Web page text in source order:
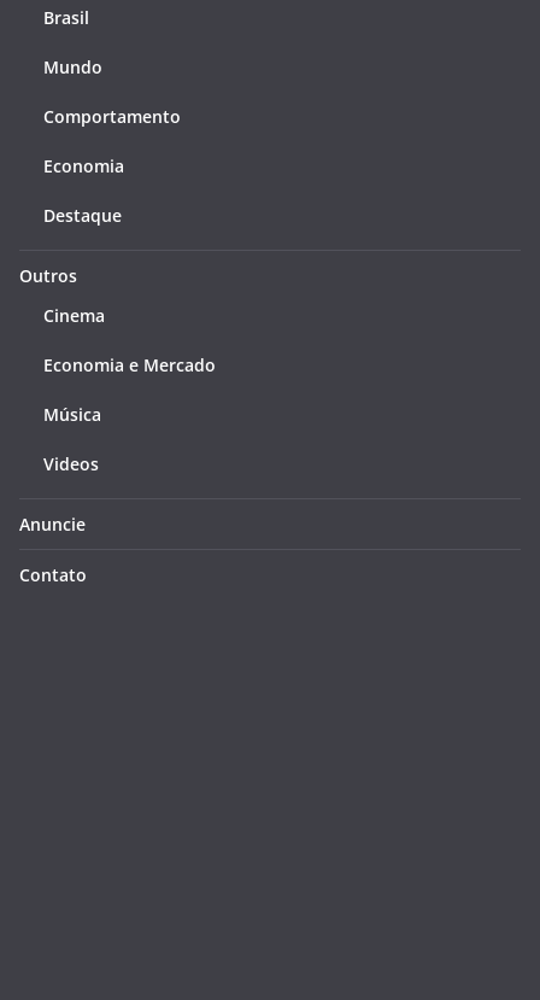
Brasil
Mundo
Comportamento
Economia
Destaque
Outros
Cinema
Economia e Mercado
Música
Videos
Anuncie
Contato